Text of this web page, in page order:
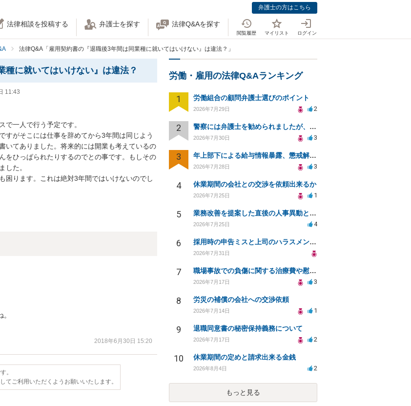
弁護士の方はこちら
法律相談を投稿する 弁護士を探す 法律Q&Aを探す
閲覧履歴 マイリスト ログイン
法律Q&A「雇用契約書の『退職後3年間は同業種に就いてはいけない』は違法？」
種に就いてはいけない』は違法？
11:43
で一人で行う予定です。
すがそこには仕事を辞めてから3年間は同じよう
いてありました。将来的には開業も考えているの
をひっぱられたりするのでとの事です。もしその
した。
困ります。これは絶対3年間ではいけないのでし
2018年6月30日 15:20
。
てご利用いただくようお願いいたします。
労働・雇用の法律Q&Aランキング
1 労働組合の顧問弁護士選びのポイント
2026年7月29日 2
2 警察には弁護士を勧められましたが、費用対効果で依頼をすることを躊躇しています。
2026年7月30日 3
3 年上部下による給与情報暴露、懲戒解雇は可能ですか？
2026年7月28日 3
4 休業期間の会社との交渉を依頼出来るか
2026年7月25日 1
5 業務改善を提案した直後の人事異動と適応障害について、法的に問題があるか相談したいです。
2026年7月25日 4
6 採用時の申告ミスと上司のハラスメント、事前対応は？
2026年7月31日
7 職場事故での負傷に関する治療費や慰謝料の相談について
2026年7月17日 3
8 労災の補償の会社への交渉依頼
2026年7月14日 1
9 退職同意書の秘密保持義務について
2026年7月17日 2
10 休業期間の定めと請求出来る金銭
2026年8月4日 2
もっと見る